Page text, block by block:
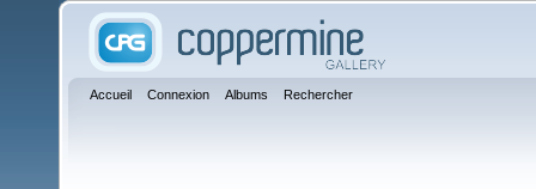
Accueil Connexion Albums Rechercher